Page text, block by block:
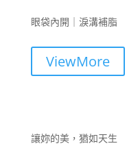
眼袋內開｜淚溝補脂
ViewMore
讓妳的美，猶如天生